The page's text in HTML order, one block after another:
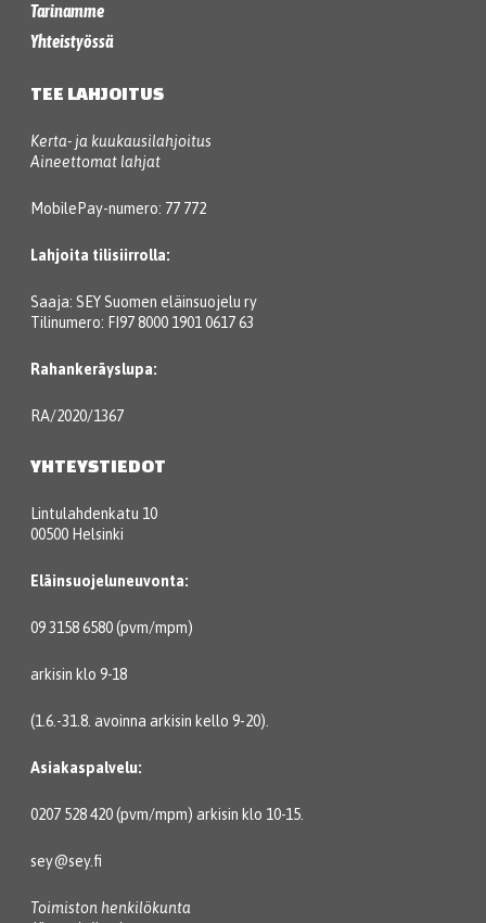
Tarinamme
Yhteistyössä
TEE LAHJOITUS
Kerta- ja kuukausilahjoitus
Aineettomat lahjat
MobilePay-numero: 77 772
Lahjoita tilisiirrolla:
Saaja: SEY Suomen eläinsuojelu ry
Tilinumero: FI97 8000 1901 0617 63
Rahankeräyslupa:
RA/2020/1367
YHTEYSTIEDOT
Lintulahdenkatu 10
00500 Helsinki
Eläinsuojeluneuvonta:
09 3158 6580 (pvm/mpm)
arkisin klo 9-18
(1.6.-31.8. avoinna arkisin kello 9-20).
Asiakaspalvelu:
0207 528 420 (pvm/mpm) arkisin klo 10-15.
sey@sey.fi
Toimiston henkilökunta